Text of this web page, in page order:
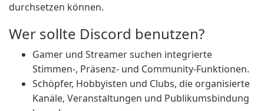
durchsetzen können.
Wer sollte Discord benutzen?
Gamer und Streamer suchen integrierte
Stimmen-, Präsenz- und Community-Funktionen.
Schöpfer, Hobbyisten und Clubs, die organisierte
Kanäle, Veranstaltungen und Publikumsbindung